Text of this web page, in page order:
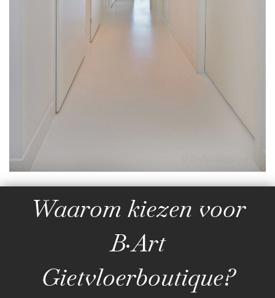
Waarom kiezen voor
B·Art
Gietvloerboutique?